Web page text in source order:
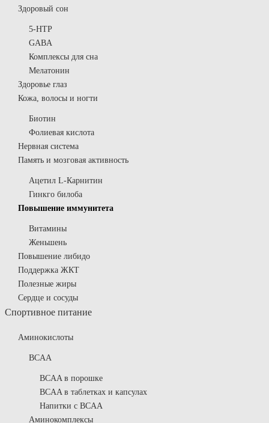
Здоровый сон
5-HTP
GABA
Комплексы для сна
Мелатонин
Здоровье глаз
Кожа, волосы и ногти
Биотин
Фолиевая кислота
Нервная система
Память и мозговая активность
Ацетил L-Карнитин
Гинкго билоба
Повышение иммунитета
Витамины
Женьшень
Повышение либидо
Поддержка ЖКТ
Полезные жиры
Сердце и сосуды
Спортивное питание
Аминокислоты
BCAA
BCAA в порошке
BCAA в таблетках и капсулах
Напитки с BCAA
Аминокомплексы